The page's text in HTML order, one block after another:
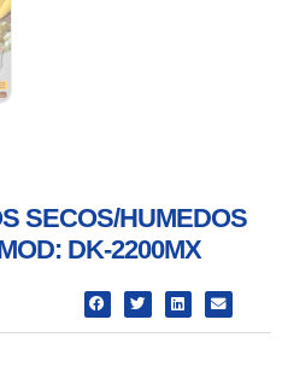
SECOS/HUMEDOS
DK-2200MX